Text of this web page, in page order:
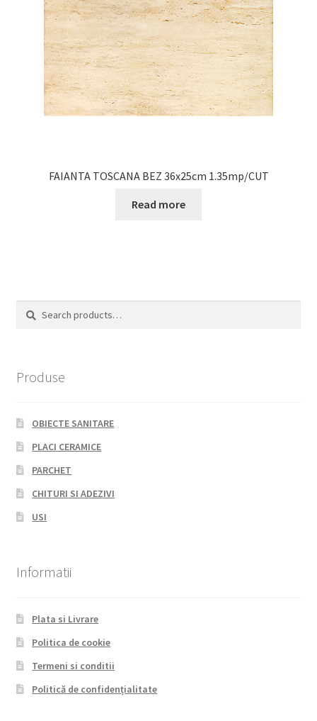
FAIANTA TOSCANA BEZ 36x25cm 1.35mp/CUT
Read more
Search
Search
Produse
OBIECTE SANITARE
PLACI CERAMICE
PARCHET
CHITURI SI ADEZIVI
USI
Informatii
Plata si Livrare
Politica de cookie
Termeni si conditii
Politică de confidențialitate